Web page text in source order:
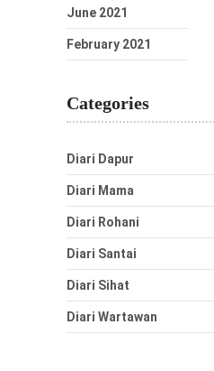
June 2021
February 2021
Categories
Diari Dapur
Diari Mama
Diari Rohani
Diari Santai
Diari Sihat
Diari Wartawan